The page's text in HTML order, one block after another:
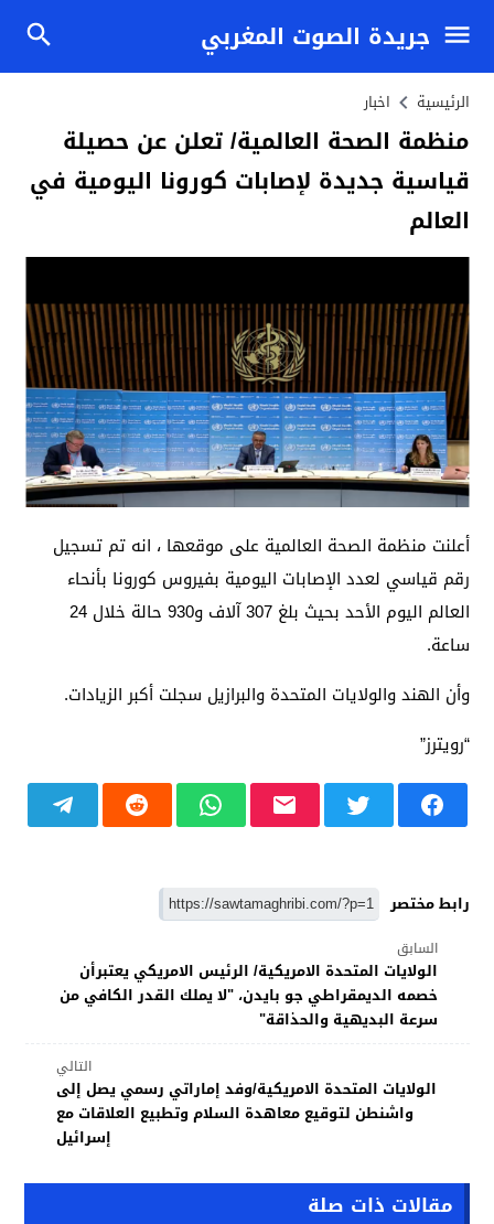
جريدة الصوت المغربي
الرئيسية اخبار
منظمة الصحة العالمية/ تعلن عن حصيلة
قياسية جديدة لإصابات كورونا اليومية في
العالم
أعلنت منظمة الصحة العالمية على موقعها ، انه تم تسجيل
رقم قياسي لعدد الإصابات اليومية بفيروس كورونا بأنحاء
العالم اليوم الأحد بحيث بلغ 307 آلاف و930 حالة خلال 24
ساعة.
وأن الهند والولايات المتحدة والبرازيل سجلت أكبر الزيادات.
“رويترز”
رابط مختصر
السابق
الولايات المتحدة الامريكية/ الرئيس الامريكي يعتبرأن
خصمه الديمقراطي جو بايدن، "لا يملك القدر الكافي من
سرعة البديهية والحذاقة"
التالي
الولايات المتحدة الامريكية/وفد إماراتي رسمي يصل إلى
واشنطن لتوقيع معاهدة السلام وتطبيع العلاقات مع
إسرائيل
مقالات ذات صلة